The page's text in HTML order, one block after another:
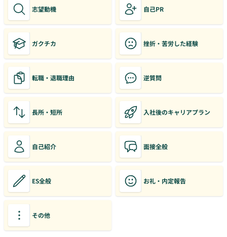
志望動機 自己PR
ガクチカ 挫折・苦労した経験
転職・退職理由 逆質問
長所・短所 入社後のキャリアプラン
自己紹介 面接全般
ES全般 お礼・内定報告
その他